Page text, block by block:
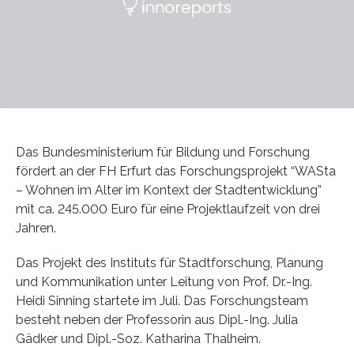
Das Bundesministerium für Bildung und Forschung
fördert an der FH Erfurt das Forschungsprojekt “WASta
– Wohnen im Alter im Kontext der Stadtentwicklung”
mit ca. 245.000 Euro für eine Projektlaufzeit von drei
Jahren.
Das Projekt des Instituts für Stadtforschung, Planung
und Kommunikation unter Leitung von Prof. Dr.-Ing.
Heidi Sinning startete im Juli. Das Forschungsteam
besteht neben der Professorin aus Dipl.-Ing. Julia
Gädker und Dipl.-Soz. Katharina Thalheim.